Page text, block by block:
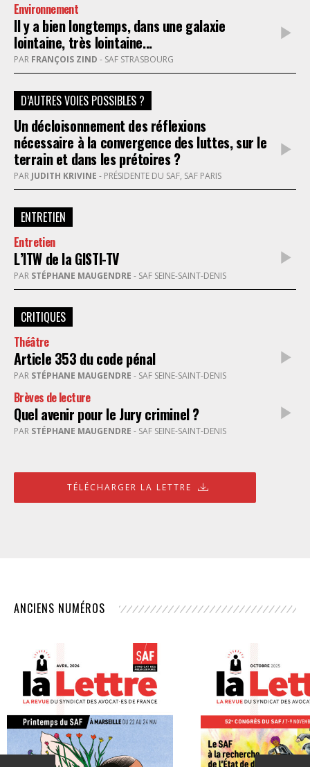
Environnement
Il y a bien longtemps, dans une galaxie
lointaine, très lointaine...
PAR FRANÇOIS ZIND - SAF STRASBOURG
D’AUTRES VOIES POSSIBLES ?
Un décloisonnement des réflexions
nécessaire à la convergence des luttes, sur le
terrain et dans les prétoires ?
PAR JUDITH KRIVINE - PRÉSIDENTE DU SAF, SAF PARIS
ENTRETIEN
Entretien
L’ITW de la GISTI-TV
PAR STÉPHANE MAUGENDRE - SAF SEINE-SAINT-DENIS
CRITIQUES
Théâtre
Article 353 du code pénal
PAR STÉPHANE MAUGENDRE - SAF SEINE-SAINT-DENIS
Brèves de lecture
Quel avenir pour le Jury criminel ?
PAR STÉPHANE MAUGENDRE - SAF SEINE-SAINT-DENIS
TÉLÉCHARGER LA LETTRE
ANCIENS NUMÉROS